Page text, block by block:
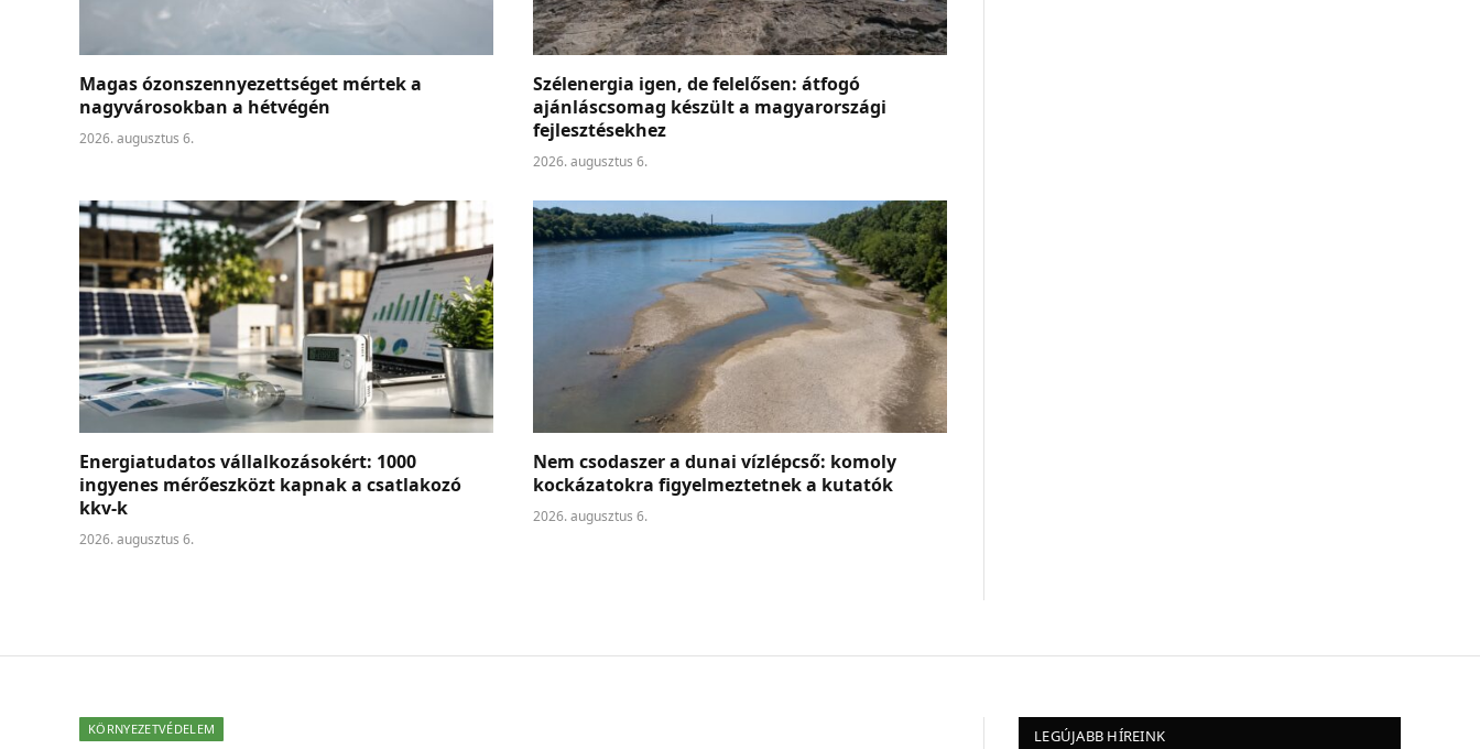
Magas ózonszennyezettséget mértek a
nagyvárosokban a hétvégén
2026. augusztus 6.
Szélenergia igen, de felelősen: átfogó
ajánláscsomag készült a magyarországi
fejlesztésekhez
2026. augusztus 6.
Energiatudatos vállalkozásokért: 1000
ingyenes mérőeszközt kapnak a csatlakozó
kkv-k
2026. augusztus 6.
Nem csodaszer a dunai vízlépcső: komoly
kockázatokra figyelmeztetnek a kutatók
2026. augusztus 6.
KÖRNYEZETVÉDELEM LEGÚJABB HÍREINK